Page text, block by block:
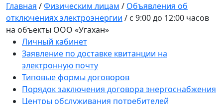
Главная /Физическим лицам / Объявления об
отключениях электроэнергии / с 9:00 до 12:00 часов
на объекты ООО «Угахан»
Личный кабинет
Заявление по доставке квитанции на
электронную почту
Типовые формы договоров
Порядок заключения договора энергоснабжения
Центры обслуживания потребителей